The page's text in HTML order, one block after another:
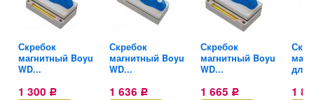
Скребок
магнитный Boyu
WD...
1 300 Р
Скребок
магнитный Boyu
WD...
1 636 Р
Скребок
магнитный Boyu
WD...
1 665 Р 1